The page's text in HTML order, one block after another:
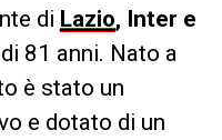
di Lazio, Inter e
81 anni. Nato a
è stato un
e dotato di un